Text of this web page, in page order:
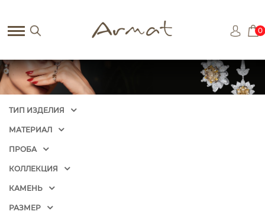
0
ТИП ИЗДЕЛИЯ
МАТЕРИАЛ
ПРОБА
КОЛЛЕКЦИЯ
КАМЕНЬ
РАЗМЕР